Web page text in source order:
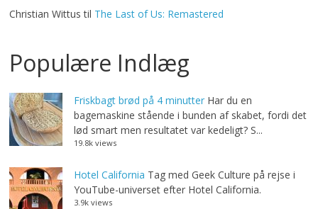
Christian Wittus til The Last of Us: Remastered
Populære Indlæg
Friskbagt brød på 4 minutter Har du en
bagemaskine stående i bunden af skabet, fordi det
lød smart men resultatet var kedeligt? S...
19.8k views
Hotel California Tag med Geek Culture på rejse i
YouTube-universet efter Hotel California.
3.9k views